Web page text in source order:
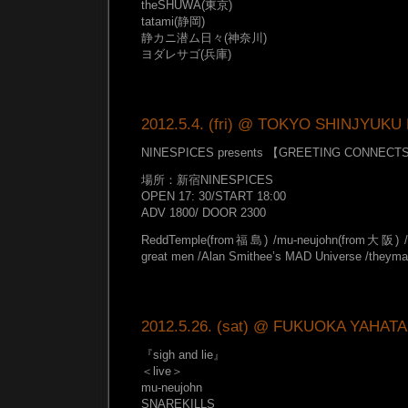
theSHUWA(東京)
tatami(静岡)
静カニ潜ム日々(神奈川)
ヨダレサゴ(兵庫)
2012.5.4. (fri) @ TOKYO SHINJYUKU
NINESPICES presents 【GREETING
場所：新宿NINESPICES
OPEN 17: 30/START 18:00
ADV 1800/ DOOR 2300
ReddTemple(from福島) /mu-neujohn(from大阪
great men /Alan Smithee’s MAD Universe /
2012.5.26. (sat) @ FUKUOKA
『sigh and lie』
＜live＞
mu-neujohn
SNAREKILLS